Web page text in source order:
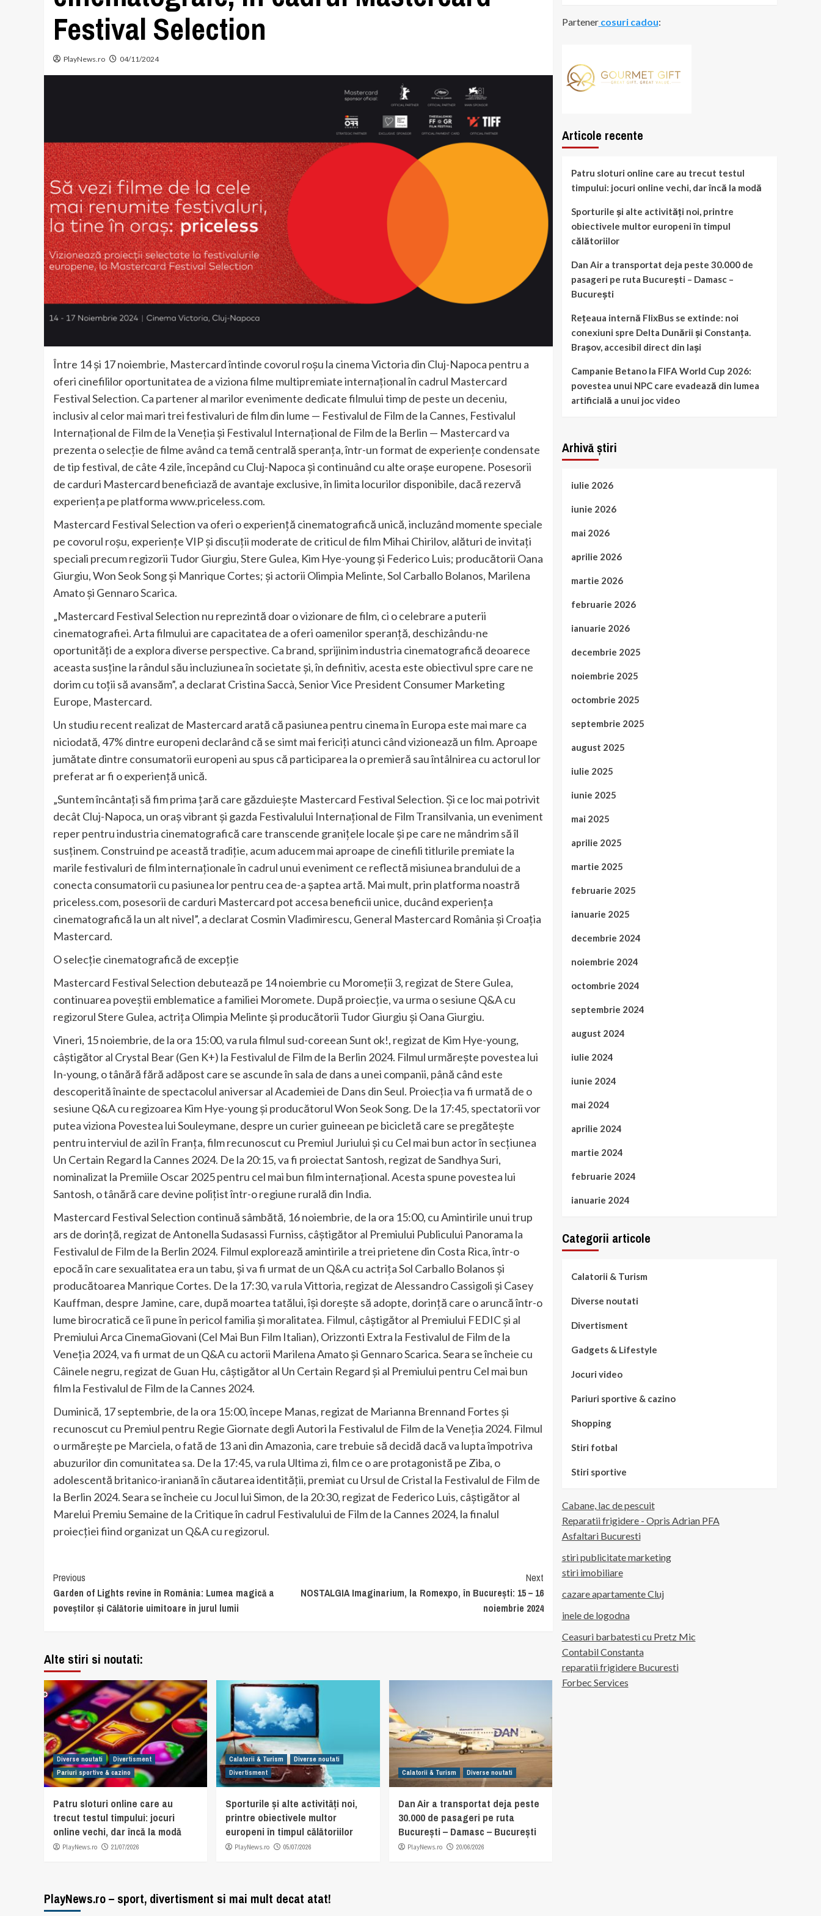
Festival Selection
PlayNews.ro 04/11/2024
Între 14 și 17 noiembrie, Mastercard întinde covorul roșu la cinema Victoria din Cluj-Napoca pentru a
oferi cinefililor oportunitatea de a viziona filme multipremiate internațional în cadrul Mastercard
Festival Selection. Ca partener al marilor evenimente dedicate filmului timp de peste un deceniu,
inclusiv al celor mai mari trei festivaluri de film din lume — Festivalul de Film de la Cannes, Festivalul
Internațional de Film de la Veneția și Festivalul Internațional de Film de la Berlin — Mastercard va
prezenta o selecție de filme având ca temă centrală speranța, într-un format de experiențe condensate
de tip festival, de câte 4 zile, începând cu Cluj-Napoca și continuând cu alte orașe europene. Posesorii
de carduri Mastercard beneficiază de avantaje exclusive, în limita locurilor disponibile, dacă rezervă
experiența pe platforma www.priceless.com.
Mastercard Festival Selection va oferi o experiență cinematografică unică, incluzând momente speciale
pe covorul roșu, experiențe VIP și discuții moderate de criticul de film Mihai Chirilov, alături de invitați
speciali precum regizorii Tudor Giurgiu, Stere Gulea, Kim Hye-young și Federico Luis; producătorii Oana
Giurgiu, Won Seok Song și Manrique Cortes; și actorii Olimpia Melinte, Sol Carballo Bolanos, Marilena
Amato și Gennaro Scarica.
„Mastercard Festival Selection nu reprezintă doar o vizionare de film, ci o celebrare a puterii
cinematografiei. Arta filmului are capacitatea de a oferi oamenilor speranță, deschizându-ne
oportunități de a explora diverse perspective. Ca brand, sprijinim industria cinematografică deoarece
aceasta susține la rândul său incluziunea în societate și, în definitiv, acesta este obiectivul spre care ne
dorim cu toții să avansăm”, a declarat Cristina Saccà, Senior Vice President Consumer Marketing
Europe, Mastercard.
Un studiu recent realizat de Mastercard arată că pasiunea pentru cinema în Europa este mai mare ca
niciodată, 47% dintre europeni declarând că se simt mai fericiți atunci când vizionează un film. Aproape
jumătate dintre consumatorii europeni au spus că participarea la o premieră sau întâlnirea cu actorul lor
preferat ar fi o experiență unică.
„Suntem încântați să fim prima țară care găzduiește Mastercard Festival Selection. Și ce loc mai potrivit
decât Cluj-Napoca, un oraș vibrant și gazda Festivalului Internațional de Film Transilvania, un eveniment
reper pentru industria cinematografică care transcende granițele locale și pe care ne mândrim să îl
susținem. Construind pe această tradiție, acum aducem mai aproape de cinefili titlurile premiate la
marile festivaluri de film internaționale în cadrul unui eveniment ce reflectă misiunea brandului de a
conecta consumatorii cu pasiunea lor pentru cea de-a șaptea artă. Mai mult, prin platforma noastră
priceless.com, posesorii de carduri Mastercard pot accesa beneficii unice, ducând experiența
cinematografică la un alt nivel”, a declarat Cosmin Vladimirescu, General Mastercard România și Croația
Mastercard.
O selecție cinematografică de excepție
Mastercard Festival Selection debutează pe 14 noiembrie cu Moromeții 3, regizat de Stere Gulea,
continuarea poveștii emblematice a familiei Moromete. După proiecție, va urma o sesiune Q&A cu
regizorul Stere Gulea, actrița Olimpia Melinte și producătorii Tudor Giurgiu și Oana Giurgiu.
Vineri, 15 noiembrie, de la ora 15:00, va rula filmul sud-coreean Sunt ok!, regizat de Kim Hye-young,
câștigător al Crystal Bear (Gen K+) la Festivalul de Film de la Berlin 2024. Filmul urmărește povestea lui
In-young, o tânără fără adăpost care se ascunde în sala de dans a unei companii, până când este
descoperită înainte de spectacolul aniversar al Academiei de Dans din Seul. Proiecția va fi urmată de o
sesiune Q&A cu regizoarea Kim Hye-young și producătorul Won Seok Song. De la 17:45, spectatorii vor
putea viziona Povestea lui Souleymane, despre un curier guineean pe bicicletă care se pregătește
pentru interviul de azil în Franța, film recunoscut cu Premiul Juriului și cu Cel mai bun actor în secțiunea
Un Certain Regard la Cannes 2024. De la 20:15, va fi proiectat Santosh, regizat de Sandhya Suri,
nominalizat la Premiile Oscar 2025 pentru cel mai bun film internațional. Acesta spune povestea lui
Santosh, o tânără care devine polițist într-o regiune rurală din India.
Mastercard Festival Selection continuă sâmbătă, 16 noiembrie, de la ora 15:00, cu Amintirile unui trup
ars de dorință, regizat de Antonella Sudasassi Furniss, câștigător al Premiului Publicului Panorama la
Festivalul de Film de la Berlin 2024. Filmul explorează amintirile a trei prietene din Costa Rica, într-o
epocă în care sexualitatea era un tabu, și va fi urmat de un Q&A cu actrița Sol Carballo Bolanos și
producătoarea Manrique Cortes. De la 17:30, va rula Vittoria, regizat de Alessandro Cassigoli și Casey
Kauffman, despre Jamine, care, după moartea tatălui, își dorește să adopte, dorință care o aruncă într-o
lume birocratică ce îi pune în pericol familia și moralitatea. Filmul, câștigător al Premiului FEDIC și al
Premiului Arca CinemaGiovani (Cel Mai Bun Film Italian), Orizzonti Extra la Festivalul de Film de la
Veneția 2024, va fi urmat de un Q&A cu actorii Marilena Amato și Gennaro Scarica. Seara se încheie cu
Câinele negru, regizat de Guan Hu, câștigător al Un Certain Regard și al Premiului pentru Cel mai bun
film la Festivalul de Film de la Cannes 2024.
Duminică, 17 septembrie, de la ora 15:00, începe Manas, regizat de Marianna Brennand Fortes și
recunoscut cu Premiul pentru Regie Giornate degli Autori la Festivalul de Film de la Veneția 2024. Filmul
o urmărește pe Marciela, o fată de 13 ani din Amazonia, care trebuie să decidă dacă va lupta împotriva
abuzurilor din comunitatea sa. De la 17:45, va rula Ultima zi, film ce o are protagonistă pe Ziba, o
adolescentă britanico-iraniană în căutarea identității, premiat cu Ursul de Cristal la Festivalul de Film de
la Berlin 2024. Seara se încheie cu Jocul lui Simon, de la 20:30, regizat de Federico Luis, câștigător al
Marelui Premiu Semaine de la Critique în cadrul Festivalului de Film de la Cannes 2024, la finalul
proiecției fiind organizat un Q&A cu regizorul.
Continue
Reading
Previous
Garden of Lights revine în România: Lumea magică a
poveștilor și Călătorie uimitoare în jurul lumii
Next
NOSTALGIA Imaginarium, la Romexpo, în București: 15 – 16
noiembrie 2024
Alte stiri si noutati:
Diverse noutati
Divertisment
Pariuri sportive & cazino
Patru sloturi online care au
trecut testul timpului: jocuri
online vechi, dar încă la modă
PlayNews.ro 21/07/2026
Calatorii & Turism
Diverse noutati
Divertisment
Sporturile și alte activități noi,
printre obiectivele multor
europeni în timpul călătoriilor
PlayNews.ro 05/07/2026
Calatorii & Turism Diverse noutati
Dan Air a transportat deja peste
30.000 de pasageri pe ruta
București – Damasc – București
PlayNews.ro 20/06/2026
Partenercosuri cadou:
Articole recente
Patru sloturi online care au trecut testul
timpului: jocuri online vechi, dar încă la modă
Sporturile și alte activități noi, printre
obiectivele multor europeni în timpul
călătoriilor
Dan Air a transportat deja peste 30.000 de
pasageri pe ruta București – Damasc –
București
Rețeaua internă FlixBus se extinde: noi
conexiuni spre Delta Dunării și Constanța.
Brașov, accesibil direct din Iași
Campanie Betano la FIFA World Cup 2026:
povestea unui NPC care evadează din lumea
artificială a unui joc video
Arhivă știri
iulie 2026
iunie 2026
mai 2026
aprilie 2026
martie 2026
februarie 2026
ianuarie 2026
decembrie 2025
noiembrie 2025
octombrie 2025
septembrie 2025
august 2025
iulie 2025
iunie 2025
mai 2025
aprilie 2025
martie 2025
februarie 2025
ianuarie 2025
decembrie 2024
noiembrie 2024
octombrie 2024
septembrie 2024
august 2024
iulie 2024
iunie 2024
mai 2024
aprilie 2024
martie 2024
februarie 2024
ianuarie 2024
Categorii articole
Calatorii & Turism
Diverse noutati
Divertisment
Gadgets & Lifestyle
Jocuri video
Pariuri sportive & cazino
Shopping
Stiri fotbal
Stiri sportive
Cabane, lac de pescuit
Reparatii frigidere - Opris Adrian PFA
Asfaltari Bucuresti
stiri publicitate marketing
stiri imobiliare
cazare apartamente Cluj
inele de logodna
Ceasuri barbatesti cu Pretz Mic
Contabil Constanta
reparatii frigidere Bucuresti
Forbec Services
PlayNews.ro – sport, divertisment si mai mult decat atat!